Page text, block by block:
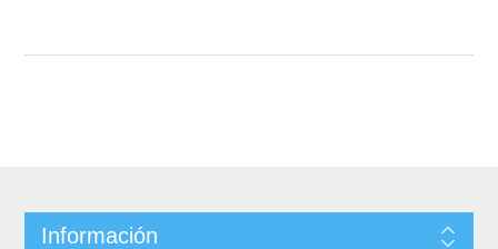
Información